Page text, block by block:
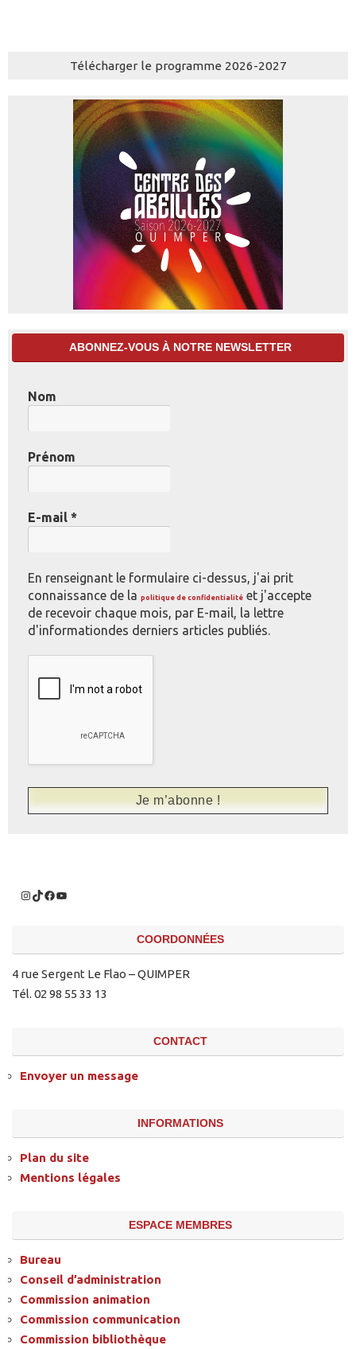
Télécharger le programme 2026-2027
ABONNEZ-VOUS À NOTRE NEWSLETTER
Nom
Prénom
E-mail *
En renseignant le formulaire ci-dessus, j'ai prit
connaissance de la politique de confidentialité et j'accepte
de recevoir chaque mois, par E-mail, la lettre
d'informationdes derniers articles publiés.
COORDONNÉES
4 rue Sergent Le Flao – QUIMPER
Tél. 02 98 55 33 13
CONTACT
Envoyer un message
INFORMATIONS
Plan du site
Mentions légales
ESPACE MEMBRES
Bureau
Conseil d’administration
Commission animation
Commission communication
Commission bibliothèque